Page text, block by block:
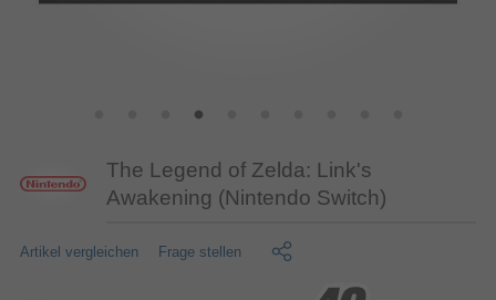
The Legend of Zelda: Link's
Awakening (Nintendo Switch)
Artikel vergleichen Frage stellen